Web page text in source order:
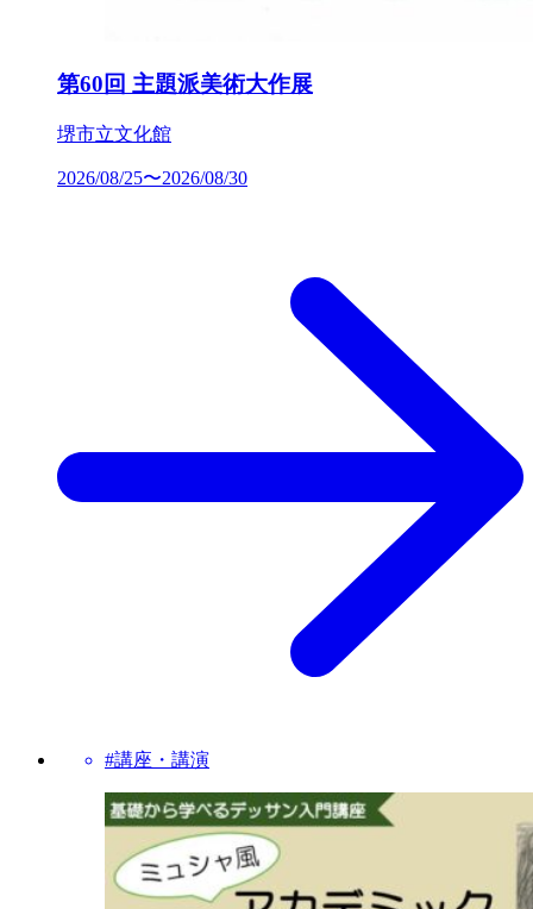
第60回 主題派美術大作展
堺市立文化館
2026/08/25〜2026/08/30
#講座・講演